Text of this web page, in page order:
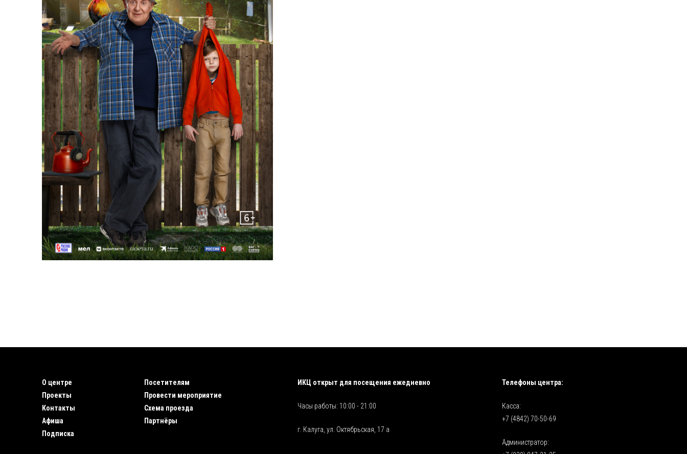
О центре
Проекты
Контакты
Афиша
Подписка
Посетителям
Провести мероприятие
Схема проезда
Партнёры
ИКЦ открыт для посещения ежедневно
Часы работы: 10:00 - 21:00
г. Калуга, ул. Октябрьская, 17 а
Телефоны центра:
Касса:
+7 (4842) 70-50-69
Администратор: